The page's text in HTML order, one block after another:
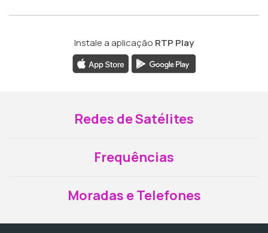
Instale a aplicação RTP Play
Redes de Satélites
Frequências
Moradas e Telefones